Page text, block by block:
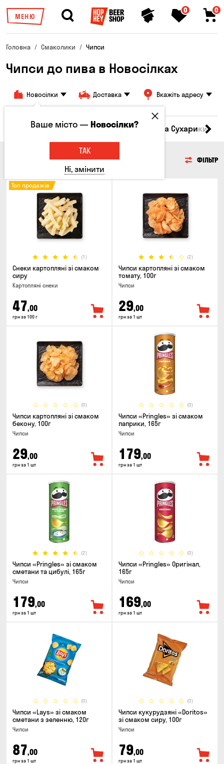
МЕНЮ
0 0
Головна Смаколики Чипси
Чипси до пива в Новосілках
Новосілки Доставка Вкажіть адресу
Кукурудза Насіння Чипси Грінки та Сухарики
ФІЛЬТР
(1)
Топ продажів
Снеки картопляні зі смаком
сиру
Картопляні снеки
47,00
грн за 100 г
(2)
Чипси картопляні зі смаком
томату, 100г
Чипси
29,00
грн за 1 шт
(0)
Чипси картопляні зі смаком
бекону, 100г
Чипси
29,00
грн за 1 шт
(0)
Чипси «Pringles» зі смаком
паприки, 165г
Чипси
179,00
грн за 1 шт
(2)
Чипси «Pringles» зі смаком
сметани та цибулі, 165г
Чипси
179,00
грн за 1 шт
(0)
Чипси «Pringles» Оригінал,
165г
Чипси
169,00
грн за 1 шт
(0)
Чипси «Lays» зі смаком
сметани з зеленню, 120г
Чипси
87,00
грн за 1 шт
(0)
Чипси кукурудзяні «Doritos»
зі смаком сиру, 100г
Чипси
79,00
грн за 1 шт
Ваше місто —Новосілки?
ТАК
Ні, змінити